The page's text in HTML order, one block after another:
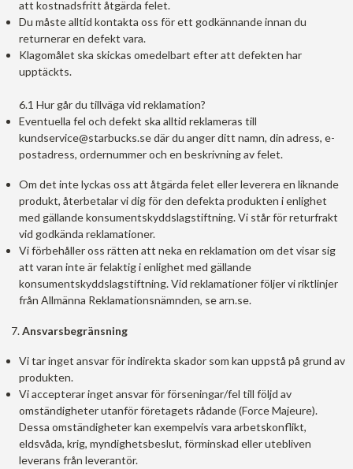
att kostnadsfritt åtgärda felet.
Du måste alltid kontakta oss för ett godkännande innan du
returnerar en defekt vara.
Klagomålet ska skickas omedelbart efter att defekten har
upptäckts.
6.1 Hur går du tillväga vid reklamation?
Eventuella fel och defekt ska alltid reklameras till
kundservice@starbucks.se där du anger ditt namn, din adress, e-
postadress, ordernummer och en beskrivning av felet.
Om det inte lyckas oss att åtgärda felet eller leverera en liknande
produkt, återbetalar vi dig för den defekta produkten i enlighet
med gällande konsumentskyddslagstiftning. Vi står för returfrakt
vid godkända reklamationer.
Vi förbehåller oss rätten att neka en reklamation om det visar sig
att varan inte är felaktig i enlighet med gällande
konsumentskyddslagstiftning. Vid reklamationer följer vi riktlinjer
från Allmänna Reklamationsnämnden, se arn.se.
Ansvarsbegränsning
Vi tar inget ansvar för indirekta skador som kan uppstå på grund av
produkten.
Vi accepterar inget ansvar för förseningar/fel till följd av
omständigheter utanför företagets rådande (Force Majeure).
Dessa omständigheter kan exempelvis vara arbetskonflikt,
eldsvåda, krig, myndighetsbeslut, förminskad eller utebliven
leverans från leverantör.